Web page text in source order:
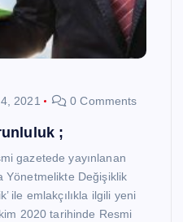
2021 0 Comments
;
gazetede yayınlanan
Yönetmelikte Değişiklik
ile emlakçılıkla ilgili yeni
2020 tarihinde Resmi